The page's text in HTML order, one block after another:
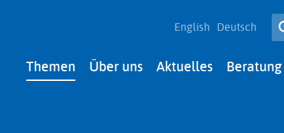
Main
navigation
Themen Über uns Aktuelles Beratung
English Deutsch